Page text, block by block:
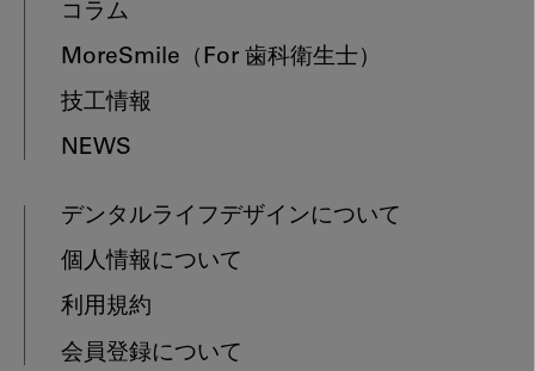
コラム
MoreSmile （For 歯科衛生士）
技工情報
NEWS
デンタルライフデザインについて
個人情報について
利用規約
会員登録について